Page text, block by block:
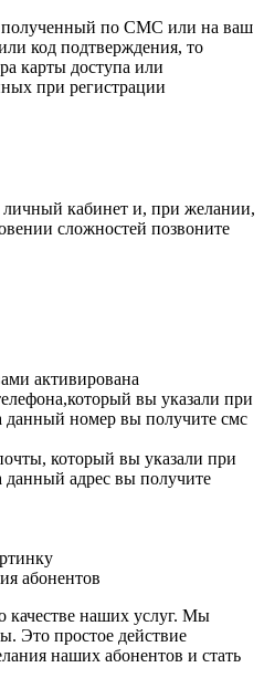
полученный по СМС или на ваш
код подтверждения, то
карты доступа или
при регистрации
личный кабинет и, при желании,
сложностей позвоните
активирована
вы указали при
данный номер вы получите смс
который вы указали при
данный адрес вы получите
абонентов
качестве наших услуг. Мы
Это простое действие
наших абонентов и стать